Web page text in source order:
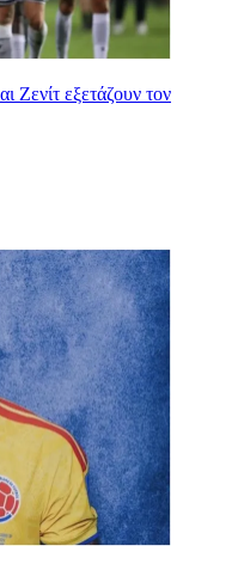
Ζενίτ εξετάζουν τον